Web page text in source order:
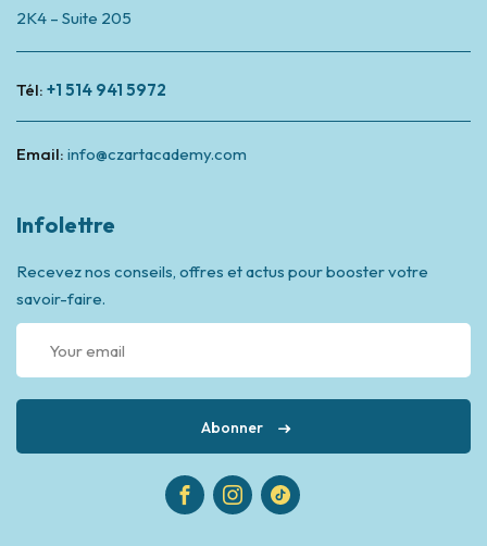
2K4 – Suite 205
Tél: +1 514 941 5972
Email: info@czartacademy.com
Infolettre
Recevez nos conseils, offres et actus pour booster votre
savoir-faire.
Abonner